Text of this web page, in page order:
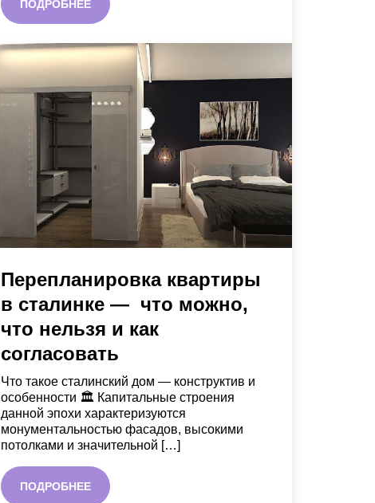
ПОДРОБНЕЕ
Перепланировка квартиры
в сталинке — что можно,
что нельзя и как
согласовать
Что такое сталинский дом — конструктив и
особенности 🏛️ Капитальные строения
данной эпохи характеризуются
монументальностью фасадов, высокими
потолками и значительной […]
ПОДРОБНЕЕ